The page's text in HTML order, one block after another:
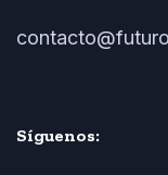
Síguenos: